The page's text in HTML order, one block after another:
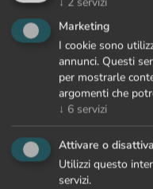
+39
Marketing
I cookie sono
annunci. Questi
per mostrarle
argomenti che
↓ 6 servizi
Attivare o
Utilizzi questo
servizi.